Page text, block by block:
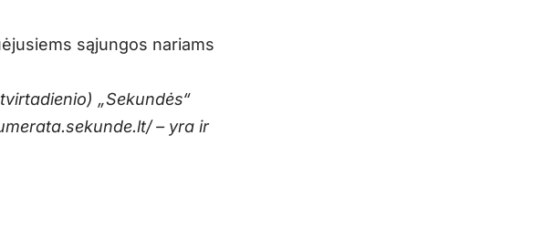
sąjungos nariams
„Sekundės“
– yra ir